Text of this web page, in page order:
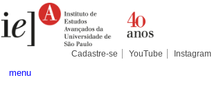
para
conteúdo.
Pessoais
Cadastre-se YouTube Instagram
menu